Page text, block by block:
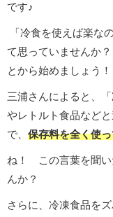
です♪
「冷食を使えば楽な
て思っていませんか
とから始めましょう！
三浦さんによると、
やレトルト食品など
で、 保存料を全く使
ね！ この言葉を聞い
んか？
さらに、冷凍食品をズ